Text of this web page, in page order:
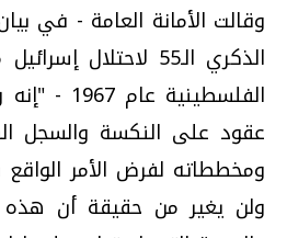
وقالت الأمانة العامة - في
الذكري الـ55
عقود على النكسة والسجل
ومخططاته لفرض الأمر الواقع
ولن يغير من حقيقة أن هذه